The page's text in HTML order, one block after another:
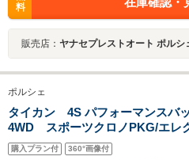
料
販売店： ヤナセプレストオート ポルシェセン
ポルシェ
タイカン 4S パフォーマンスバ
4WD スポーツクロノPKG/エレ
ンド/20インチアルミ/革/ストレー
購入プラン付 360°画像付